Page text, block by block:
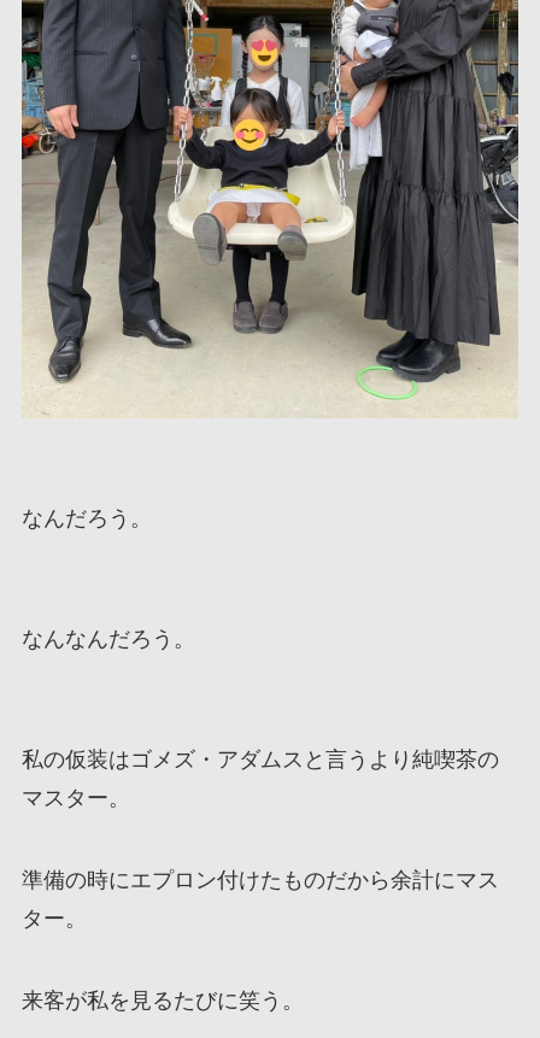
なんだろう。
なんなんだろう。
私の仮装はゴメズ・アダムスと言うより純喫茶の
マスター。
準備の時にエプロン付けたものだから余計にマス
ター。
来客が私を見るたびに笑う。